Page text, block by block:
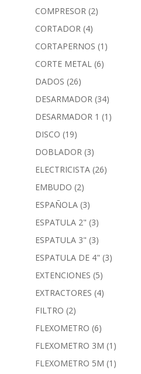
COMPRESOR (2)
CORTADOR (4)
CORTAPERNOS (1)
CORTE METAL (6)
DADOS (26)
DESARMADOR (34)
DESARMADOR 1 (1)
DISCO (19)
DOBLADOR (3)
ELECTRICISTA (26)
EMBUDO (2)
ESPAÑOLA (3)
ESPATULA 2" (3)
ESPATULA 3" (3)
ESPATULA DE 4" (3)
EXTENCIONES (5)
EXTRACTORES (4)
FILTRO (2)
FLEXOMETRO (6)
FLEXOMETRO 3M (1)
FLEXOMETRO 5M (1)